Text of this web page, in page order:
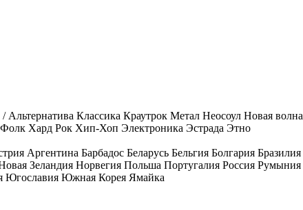
Альтернатива Классика Краутрок Метал Неосоул Новая волна
Фолк Хард Рок Хип-Хоп Электроника Эстрада Этно
Аргентина Барбадос Беларусь Бельгия Болгария Бразилия
Зеландия Норвегия Польша Португалия Россия Румыния
Югославия Южная Корея Ямайка